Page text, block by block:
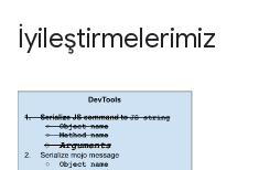
İyileştirmelerimiz